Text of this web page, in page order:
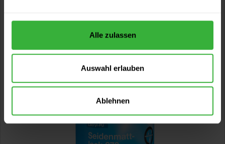
Alle zulassen
Auswahl erlauben
Ablehnen
10 Liter 59,99 €
4,93 € / 1 Liter